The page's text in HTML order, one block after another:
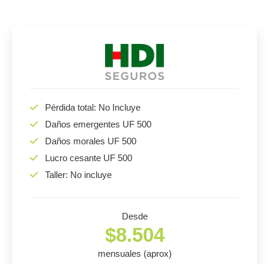
Pérdida total: No Incluye
Daños emergentes UF 500
Daños morales UF 500
Lucro cesante UF 500
Taller: No incluye
Desde
$8.504
mensuales (aprox)